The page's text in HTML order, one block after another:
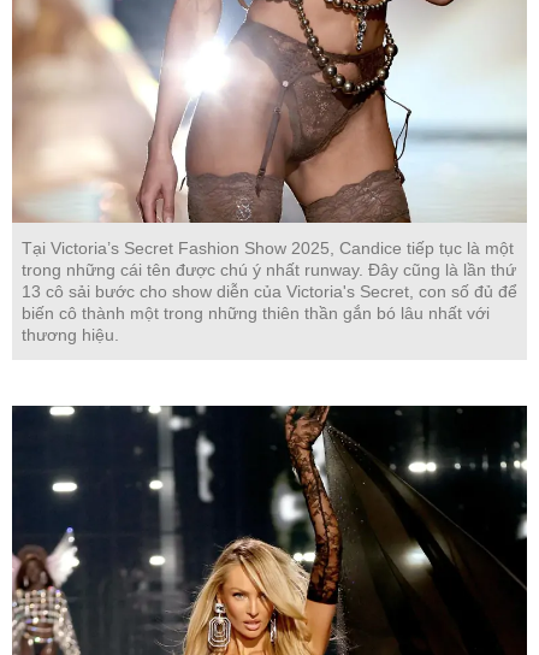
Tại Victoria’s Secret Fashion Show 2025, Candice tiếp tục là một
trong những cái tên được chú ý nhất runway. Đây cũng là lần thứ
13 cô sải bước cho show diễn của Victoria's Secret, con số đủ để
biến cô thành một trong những thiên thần gắn bó lâu nhất với
thương hiệu.